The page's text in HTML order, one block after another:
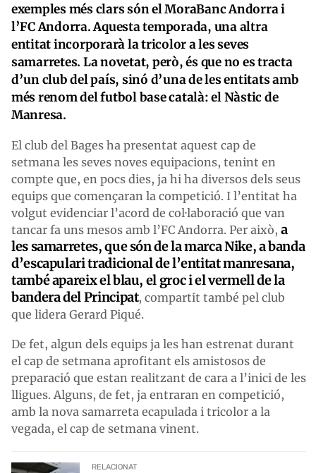
exemples més clars són el MoraBanc Andorra i
l’FC Andorra. Aquesta temporada, una altra
entitat incorporarà la tricolor a les seves
samarretes. La novetat, però, és que no es tracta
d’un club del país, sinó d’una de les entitats amb
més renom del futbol base català: el Nàstic de
Manresa.
El club del Bages ha presentat aquest cap de
setmana les seves noves equipacions, tenint en
compte que, en pocs dies, ja hi ha diversos dels seus
equips que començaran la competició. I l’entitat ha
volgut evidenciar l’acord de col·laboració que van
tancar fa uns mesos amb l’FC Andorra. Per això, a
les samarretes, que són de la marca Nike, a banda
d’escapulari tradicional de l’entitat manresana,
també apareix el blau, el groc i el vermell de la
bandera del Principat, compartit també pel club
que lidera Gerard Piqué.
De fet, algun dels equips ja les han estrenat durant
el cap de setmana aprofitant els amistosos de
preparació que estan realitzant de cara a l’inici de les
lligues. Alguns, de fet, ja entraran en competició,
amb la nova samarreta ecapulada i tricolor a la
vegada, el cap de setmana vinent.
RELACIONAT